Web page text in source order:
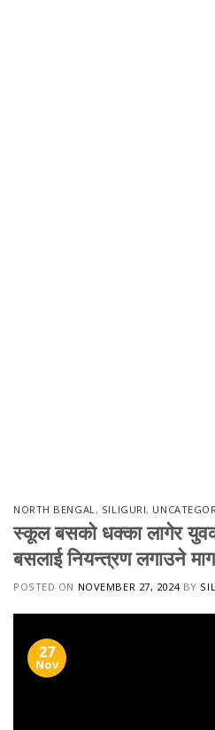
NORTH BENGAL, SILIGURI,
स्कूल बसको धक्का लागेर
बसलाई नियन्त्रण लगाउने माग
POSTED ON NOVEMBER 27, 2024BY
27
Nov